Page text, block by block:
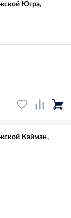
Югра,
Кайман,